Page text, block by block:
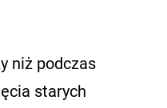
niż podczas
starych